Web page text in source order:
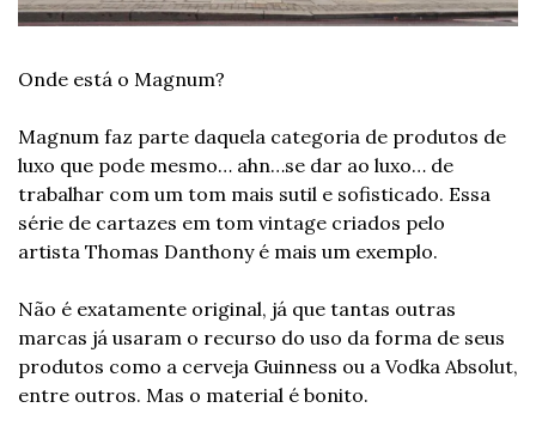
Onde está o Magnum?
Magnum faz parte daquela categoria de produtos de
luxo que pode mesmo… ahn…se dar ao luxo… de
trabalhar com um tom mais sutil e sofisticado. Essa
série de cartazes em tom vintage criados pelo
artista Thomas Danthony é mais um exemplo.
Não é exatamente original, já que tantas outras
marcas já usaram o recurso do uso da forma de seus
produtos como a cerveja Guinness ou a Vodka Absolut,
entre outros. Mas o material é bonito.